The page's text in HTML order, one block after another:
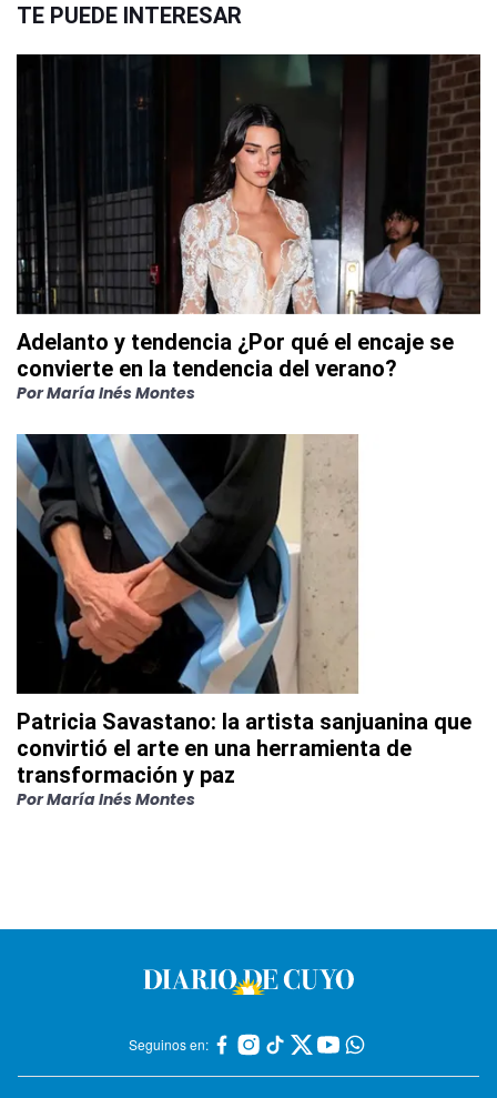
TE PUEDE INTERESAR
Adelanto y tendencia ¿Por qué el encaje se
convierte en la tendencia del verano?
PorMaría Inés Montes
Patricia Savastano: la artista sanjuanina que
convirtió el arte en una herramienta de
transformación y paz
PorMaría Inés Montes
Seguinos en: